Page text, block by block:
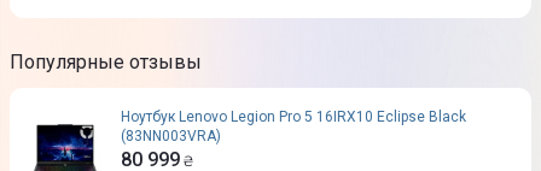
Популярные отзывы
Ноутбук Lenovo Legion Pro 5 16IRX10 Eclipse Black
(83NN003VRA)
80 999 ₴